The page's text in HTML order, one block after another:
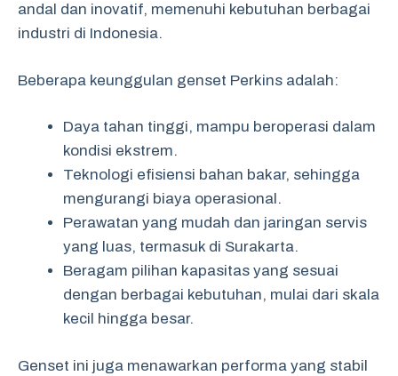
andal dan inovatif, memenuhi kebutuhan berbagai
industri di Indonesia.
Beberapa keunggulan genset Perkins adalah:
Daya tahan tinggi, mampu beroperasi dalam
kondisi ekstrem.
Teknologi efisiensi bahan bakar, sehingga
mengurangi biaya operasional.
Perawatan yang mudah dan jaringan servis
yang luas, termasuk di Surakarta.
Beragam pilihan kapasitas yang sesuai
dengan berbagai kebutuhan, mulai dari skala
kecil hingga besar.
Genset ini juga menawarkan performa yang stabil